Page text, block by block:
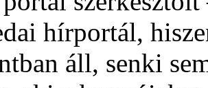
hírportál,
áll, senki